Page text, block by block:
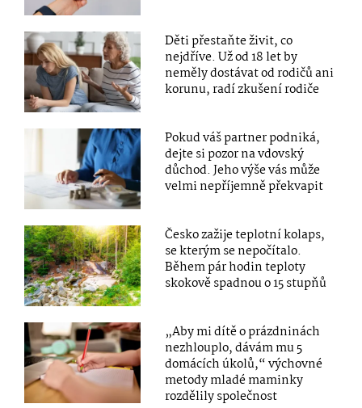
Děti přestaňte živit, co
nejdříve. Už od 18 let by
neměly dostávat od rodičů ani
korunu, radí zkušení rodiče
Pokud váš partner podniká,
dejte si pozor na vdovský
důchod. Jeho výše vás může
velmi nepříjemně překvapit
Česko zažije teplotní kolaps,
se kterým se nepočítalo.
Během pár hodin teploty
skokově spadnou o 15 stupňů
„Aby mi dítě o prázdninách
nezhlouplo, dávám mu 5
domácích úkolů,“ výchovné
metody mladé maminky
rozdělily společnost